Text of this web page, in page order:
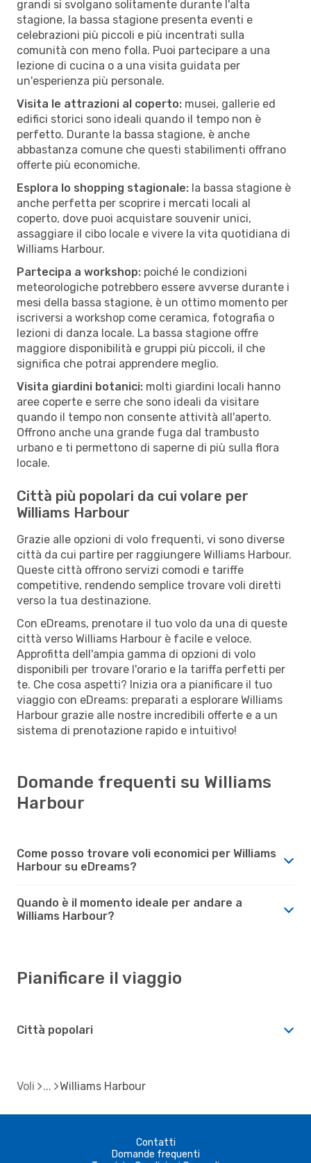
grandi si svolgano solitamente durante l'alta
stagione, la bassa stagione presenta eventi e
celebrazioni più piccoli e più incentrati sulla
comunità con meno folla. Puoi partecipare a una
lezione di cucina o a una visita guidata per
un'esperienza più personale.
Visita le attrazioni al coperto: musei, gallerie ed
edifici storici sono ideali quando il tempo non è
perfetto. Durante la bassa stagione, è anche
abbastanza comune che questi stabilimenti offrano
offerte più economiche.
Esplora lo shopping stagionale: la bassa stagione è
anche perfetta per scoprire i mercati locali al
coperto, dove puoi acquistare souvenir unici,
assaggiare il cibo locale e vivere la vita quotidiana di
Williams Harbour.
Partecipa a workshop: poiché le condizioni
meteorologiche potrebbero essere avverse durante i
mesi della bassa stagione, è un ottimo momento per
iscriversi a workshop come ceramica, fotografia o
lezioni di danza locale. La bassa stagione offre
maggiore disponibilità e gruppi più piccoli, il che
significa che potrai apprendere meglio.
Visita giardini botanici: molti giardini locali hanno
aree coperte e serre che sono ideali da visitare
quando il tempo non consente attività all'aperto.
Offrono anche una grande fuga dal trambusto
urbano e ti permettono di saperne di più sulla flora
locale.
Città più popolari da cui volare per
Williams Harbour
Grazie alle opzioni di volo frequenti, vi sono diverse
città da cui partire per raggiungere Williams Harbour.
Queste città offrono servizi comodi e tariffe
competitive, rendendo semplice trovare voli diretti
verso la tua destinazione.
Con eDreams, prenotare il tuo volo da una di queste
città verso Williams Harbour è facile e veloce.
Approfitta dell'ampia gamma di opzioni di volo
disponibili per trovare l'orario e la tariffa perfetti per
te. Che cosa aspetti? Inizia ora a pianificare il tuo
viaggio con eDreams: preparati a esplorare Williams
Harbour grazie alle nostre incredibili offerte e a un
sistema di prenotazione rapido e intuitivo!
Domande frequenti su Williams
Harbour
Come posso trovare voli economici per Williams
Harbour su eDreams?
Quando è il momento ideale per andare a
Williams Harbour?
Pianificare il viaggio
Città popolari
Voli Williams Harbour
Contatti
Domande frequenti